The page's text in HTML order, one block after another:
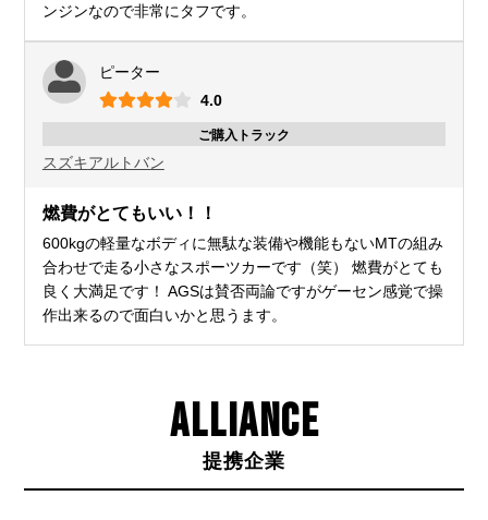
ンジンなので非常にタフです。
ピーター
4.0
ご購入トラック
スズキアルトバン
燃費がとてもいい！！
600kgの軽量なボディに無駄な装備や機能もないMTの組み
合わせで走る小さなスポーツカーです（笑） 燃費がとても
良く大満足です！ AGSは賛否両論ですがゲーセン感覚で操
作出来るので面白いかと思うます。
ALLIANCE
提携企業